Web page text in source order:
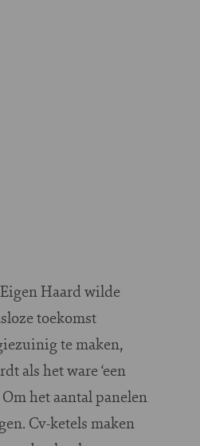
Haard wilde
toekomst
te maken,
als het ware ‘een
het aantal panelen
Cv-ketels maken